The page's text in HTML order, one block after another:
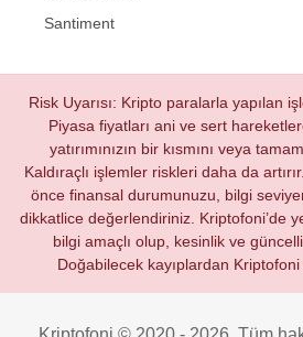
Santiment
Risk Uyarısı: Kripto paralarla yapılan
Piyasa fiyatları ani ve sert
yatırımınızın bir kısmını veya
Kaldıraçlı işlemler riskleri daha da
önce finansal durumunuzu, bilgi
dikkatlice değerlendiriniz. Kriptofoni’de
bilgi amaçlı olup, kesinlik ve
Doğabilecek kayıplardan